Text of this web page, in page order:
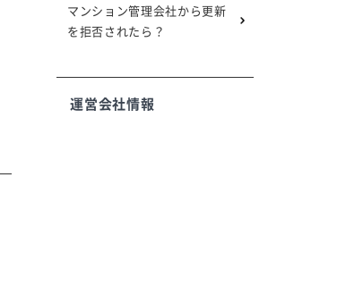
マンション管理会社から更新
を拒否されたら？
運営会社情報